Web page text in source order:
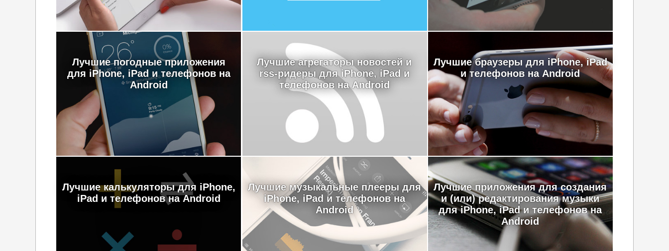
Лучшие погодные приложения
для iPhone, iPad и телефонов на
Android
Лучшие агрегаторы новостей и
rss-ридеры для iPhone, iPad и
телефонов на Android
Лучшие браузеры для iPhone, iPad
и телефонов на Android
Лучшие калькуляторы для iPhone,
iPad и телефонов на Android
Лучшие музыкальные плееры для
iPhone, iPad и телефонов на
Android
Лучшие приложения для создания
и (или) редактирования музыки
для iPhone, iPad и телефонов на
Android